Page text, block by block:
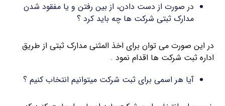
در صورت از دست دادن، از بین رفتن و یا مفقود شدن
مدارک ثبتی شرکت ها چه باید کرد ؟
در این صورت می توان برای اخذ المثنی مدارک ثبتی از طریق
اداره ثبت شرکت ها اقدام نمود .
آیا هر اسمی برای ثبت شرکت میتوانیم انتخاب کنیم ؟